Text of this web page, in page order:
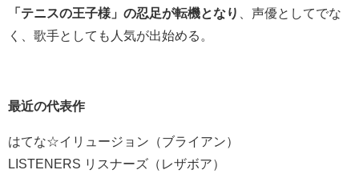
「テニスの王子様」の忍足が転機となり
、声優としてでな
く、歌手としても人気が出始める。
最近の代表作
はてな☆イリュージョン（ブライアン）
LISTENERS リスナーズ（レザボア）